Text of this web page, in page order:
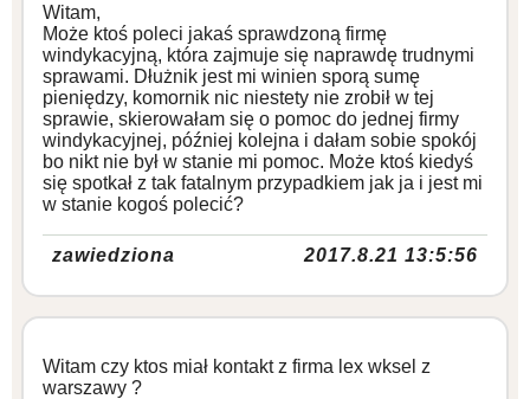
Witam,
Może ktoś poleci jakaś sprawdzoną firmę
windykacyjną, która zajmuje się naprawdę trudnymi
sprawami. Dłużnik jest mi winien sporą sumę
pieniędzy, komornik nic niestety nie zrobił w tej
sprawie, skierowałam się o pomoc do jednej firmy
windykacyjnej, później kolejna i dałam sobie spokój
bo nikt nie był w stanie mi pomoc. Może ktoś kiedyś
się spotkał z tak fatalnym przypadkiem jak ja i jest mi
w stanie kogoś polecić?
zawiedziona 2017.8.21 13:5:56
Witam czy ktos miał kontakt z firma lex wksel z
warszawy ?